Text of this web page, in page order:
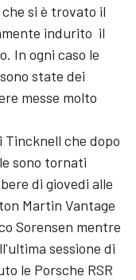
si è trovato il
indurito il
In ogni caso le
state dei
messe molto
Tincknell che dopo
sono tornati
di giovedi alle
Martin Vantage
Sorensen mentre
sessione di
le Porsche RSR